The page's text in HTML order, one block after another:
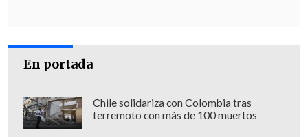
En portada
Chile solidariza con Colombia tras
terremoto con más de 100 muertos